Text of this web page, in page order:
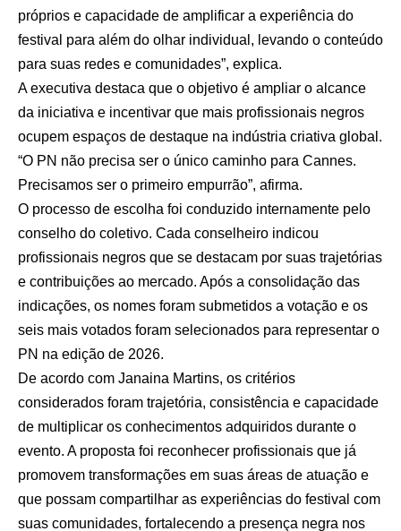
próprios e capacidade de amplificar a experiência do
festival para além do olhar individual, levando o conteúdo
para suas redes e comunidades”, explica.
A executiva destaca que o objetivo é ampliar o alcance
da iniciativa e incentivar que mais profissionais negros
ocupem espaços de destaque na indústria criativa global.
“O PN não precisa ser o único caminho para Cannes.
Precisamos ser o primeiro empurrão”, afirma.
O processo de escolha foi conduzido internamente pelo
conselho do coletivo. Cada conselheiro indicou
profissionais negros que se destacam por suas trajetórias
e contribuições ao mercado. Após a consolidação das
indicações, os nomes foram submetidos a votação e os
seis mais votados foram selecionados para representar o
PN na edição de 2026.
De acordo com Janaina Martins, os critérios
considerados foram trajetória, consistência e capacidade
de multiplicar os conhecimentos adquiridos durante o
evento. A proposta foi reconhecer profissionais que já
promovem transformações em suas áreas de atuação e
que possam compartilhar as experiências do festival com
suas comunidades, fortalecendo a presença negra nos